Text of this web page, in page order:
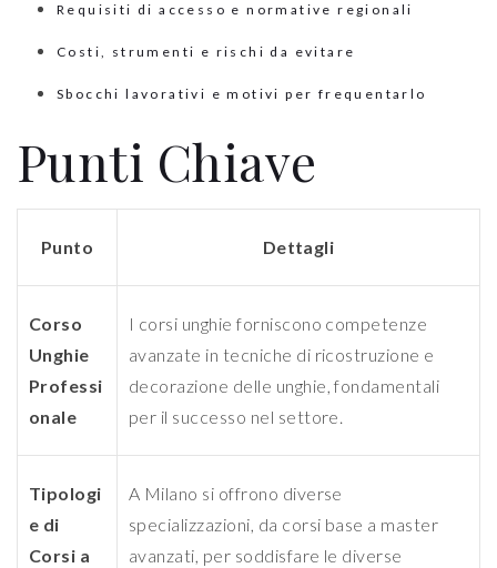
Requisiti di accesso e normative regionali
Costi, strumenti e rischi da evitare
Sbocchi lavorativi e motivi per frequentarlo
Punti Chiave
Punto Dettagli
Corso
Unghie
Professi
onale
I corsi unghie forniscono competenze
avanzate in tecniche di ricostruzione e
decorazione delle unghie, fondamentali
per il successo nel settore.
Tipologi
e di
Corsi a
A Milano si offrono diverse
specializzazioni, da corsi base a master
avanzati, per soddisfare le diverse